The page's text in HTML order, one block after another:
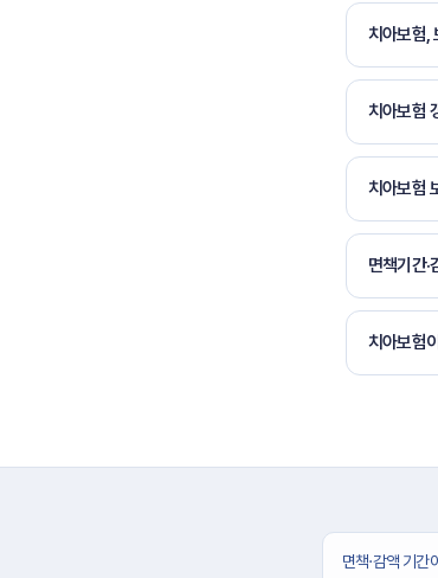
치아보험,
치아보험
치아보험
면책기간
치아보험
면책·감액 기간